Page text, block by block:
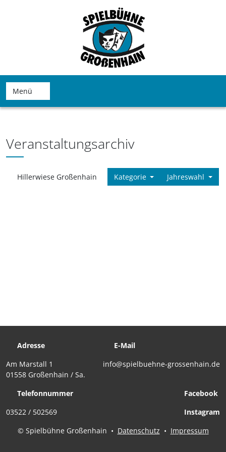
Menü
Veranstaltungsarchiv
Hillerwiese Großenhain Kategorie Jahreswahl
Adresse
Am Marstall 1
01558 Großenhain / Sa.
E-Mail
info@spielbuehne-grossenhain.de
Telefonnummer
03522 / 502569
Facebook
Instagram
© Spielbühne Großenhain • Datenschutz • Impressum